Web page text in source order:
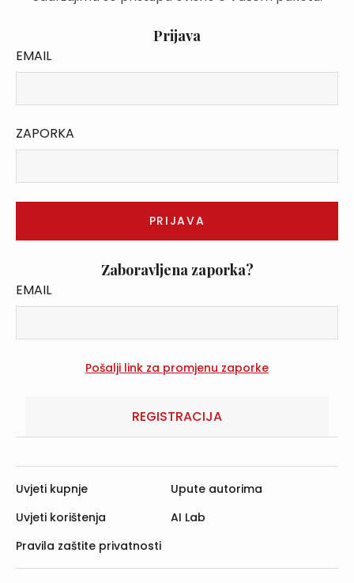
Prijava
EMAIL
ZAPORKA
Zaboravljena zaporka?
EMAIL
REGISTRACIJA
Uvjeti kupnje
Uvjeti korištenja
Pravila zaštite privatnosti
Upute autorima
AI Lab